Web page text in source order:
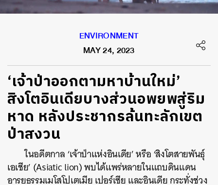
ENVIRONMENT
MAY 24, 2023
‘เจ้าป่าออกตามหาบ้านใหม่’
สิงโตอินเดียบางส่วนอพยพสู่ริม
หาด หลังประชากรล้นทะลักเขต
ป่าสงวน
ในอดีตกาล ‘เจ้าป่าแห่งอินเดีย’ หรือ ‘สิงโตสายพันธ์ุ
เอเชีย’ (Asiatic lion) พบได้แพร่หลายในแถบดินแดน
อารยธรรมเมโสโปเตเมีย เปอร์เซีย และอินเดีย กระทั่งช่วง